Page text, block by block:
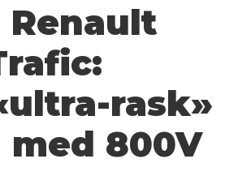
Renault
rask»
800V